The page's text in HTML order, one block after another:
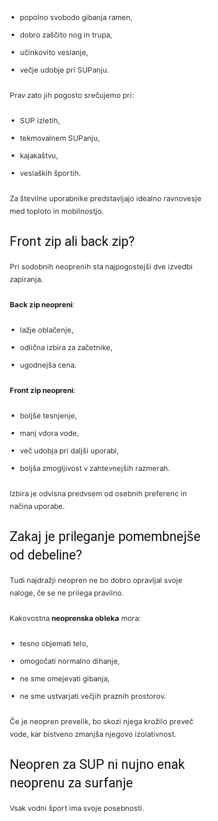
popolno svobodo gibanja ramen,
dobro zaščito nog in trupa,
učinkovito veslanje,
večje udobje pri SUPanju.
Prav zato jih pogosto srečujemo pri:
SUP izletih,
tekmovalnem SUPanju,
kajakaštvu,
veslaških športih.
Za številne uporabnike predstavljajo idealno ravnovesje
med toploto in mobilnostjo.
Front zip ali back zip?
Pri sodobnih neoprenih sta najpogostejši dve izvedbi
zapiranja.
Back zip neopreni:
lažje oblačenje,
odlična izbira za začetnike,
ugodnejša cena.
Front zip neopreni:
boljše tesnjenje,
manj vdora vode,
več udobja pri daljši uporabi,
boljša zmogljivost v zahtevnejših razmerah.
Izbira je odvisna predvsem od osebnih preferenc in
načina uporabe.
Zakaj je prileganje pomembnejše
od debeline?
Tudi najdražji neopren ne bo dobro opravljal svoje
naloge, če se ne prilega pravilno.
Kakovostna neoprenska obleka mora:
tesno objemati telo,
omogočati normalno dihanje,
ne sme omejevati gibanja,
ne sme ustvarjati večjih praznih prostorov.
Če je neopren prevelik, bo skozi njega krožilo preveč
vode, kar bistveno zmanjša njegovo izolativnost.
Neopren za SUP ni nujno enak
neoprenu za surfanje
Vsak vodni šport ima svoje posebnosti.